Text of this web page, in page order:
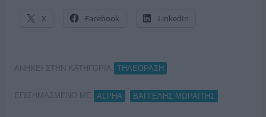
X Facebook LinkedIn
ΑΝΗΚΕΙ ΣΤΗΝ ΚΑΤΗΓΟΡΙΑ: ΤΗΛΕΟΡΑΣΗ
ΕΠΙΣΗΜΑΣΜΕΝΟ ΜΕ: ALPHA ΒΑΓΓΕΛΗΣ ΜΩΡΑΪΤΗΣ